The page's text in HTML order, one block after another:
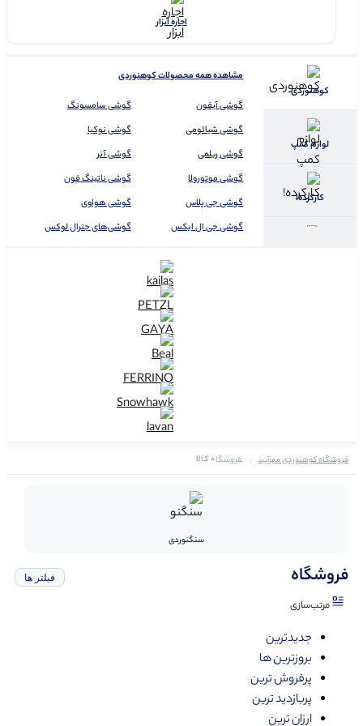
اجاره ابزار
کوهنوردی
لوازم کمپ
کارکرده!
مشاهده همه محصولات کوهنوردی
گوشی آیفون
گوشی سامسونگ
گوشی شیائومی
گوشی نوکیا
گوشی ریلمی
گوشی آنر
گوشی موتورولا
گوشی ناتینگ فون
گوشی جی پلاس
گوشی هواوی
گوشی جی ال ایکس
گوشی‌های جنرال لوکس
فروشگاه کوهنوردی مهرآیین فروشگاه0 کالا
سنگنوردی
فروشگاه فیلتر ها
مرتب‌سازی
جدیدترین
بروزترین ها
پرفروش ترین
پربازدید ترین
ارزان ترین